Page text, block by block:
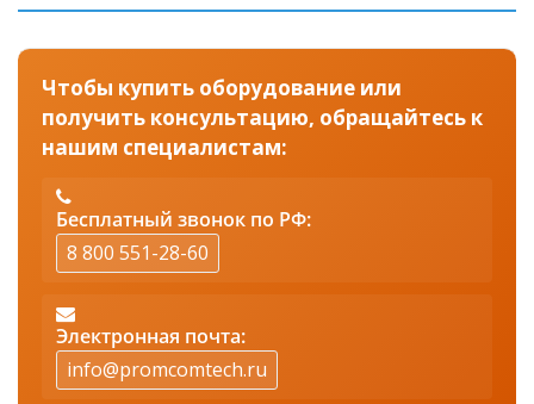
Чтобы купить оборудование или
получить консультацию, обращайтесь к
нашим специалистам:
Бесплатный звонок по РФ:
8 800 551-28-60
Электронная почта:
info@promcomtech.ru